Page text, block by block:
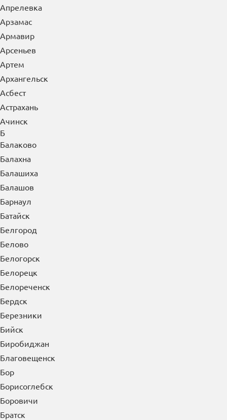
Апрелевка
Арзамас
Армавир
Арсеньев
Артем
Архангельск
Асбест
Астрахань
Ачинск
Б
Балаково
Балахна
Балашиха
Балашов
Барнаул
Батайск
Белгород
Белово
Белогорск
Белорецк
Белореченск
Бердск
Березники
Бийск
Биробиджан
Благовещенск
Бор
Борисоглебск
Боровичи
Братск